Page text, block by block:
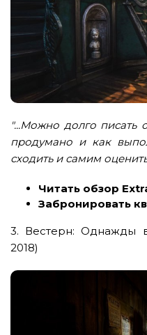
"...Можно долго писать
продумано и как
сходить и самим
Читать обзор
Забронировать
3. Вестерн: Однажды
2018)